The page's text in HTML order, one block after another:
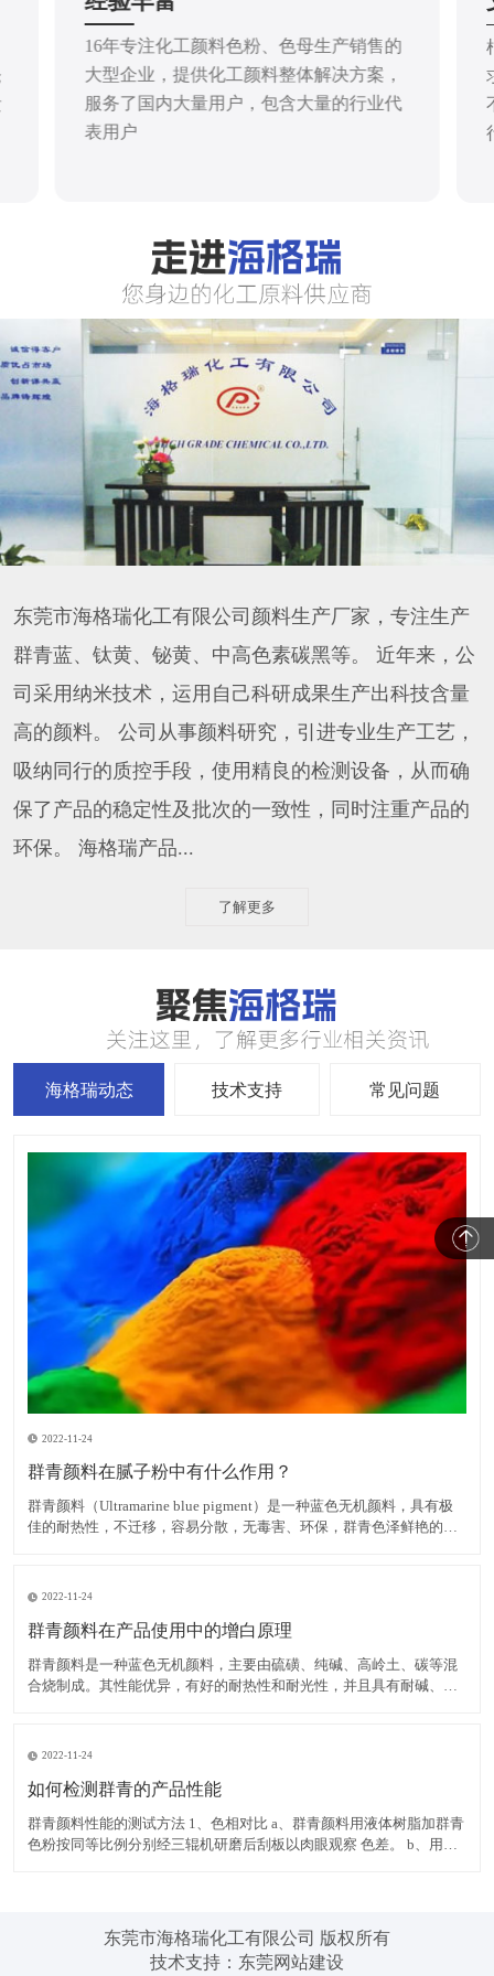
16年专注化工颜料色粉、色母生产销售的
大型企业，提供化工颜料整体解决方案，
服务了国内大量用户，包含大量的行业代
表用户
东莞市海格瑞化工有限公司颜料生产厂家，专注生产
群青蓝、钛黄、铋黄、中高色素碳黑等。 近年来，公
司采用纳米技术，运用自己科研成果生产出科技含量
高的颜料。 公司从事颜料研究，引进专业生产工艺，
吸纳同行的质控手段，使用精良的检测设备，从而确
保了产品的稳定性及批次的一致性，同时注重产品的
环保。 海格瑞产品...
了解更多
海格瑞动态 技术支持 常见问题
2022-11-24
群青颜料在腻子粉中有什么作用？
群青颜料（Ultramarine blue pigment）是一种蓝色无机颜料，具有极
佳的耐热性，不迁移，容易分散，无毒害、环保，群青色泽鲜艳的蓝
原料的灰暗色光，令腻子粉获得极
2022-11-24
群青颜料在产品使用中的增白原理
群青颜料是一种蓝色无机颜料，主要由硫磺、纯碱、高岭土、碳等混
合烧制成。其性能优异，有好的耐热性和耐光性，并且具有耐碱、不
在运用中不会导致同色异谱现象的出现，能消除白色物质内黄色色
2022-11-24
如何检测群青的产品性能
群青颜料性能的测试方法 1、色相对比 a、群青颜料用液体树脂加群青
色粉按同等比例分别经三辊机研磨后刮板以肉眼观察 色差。 b、用塑
东莞市海格瑞化工有限公司 版权所有
技术支持： 东莞网站建设